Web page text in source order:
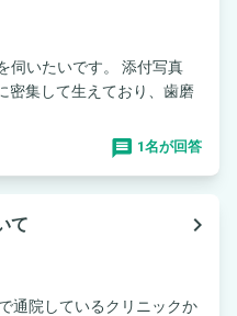
いです。 添付写真
密集して生えており、歯磨
1名が回答
て
navigate_next
通院しているクリニックか